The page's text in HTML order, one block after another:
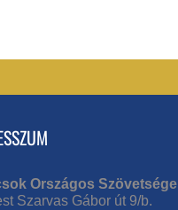
Országos Szövetsége
Szarvas Gábor út 9/b.